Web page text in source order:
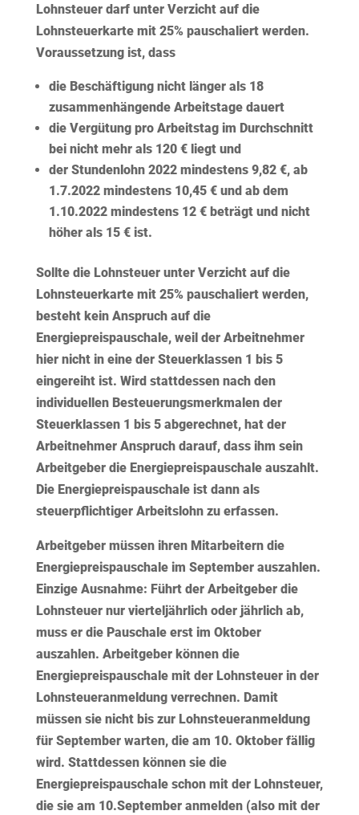
Lohnsteuer darf unter Verzicht auf die
Lohnsteuerkarte mit 25% pauschaliert werden.
Voraussetzung ist, dass
die Beschäftigung nicht länger als 18
zusammenhängende Arbeitstagedauert
die Vergütung pro Arbeitstag im Durchschnitt
bei nicht mehr als 120 € liegt und
der Stundenlohn 2022 mindestens 9,82 €, ab
1.7.2022 mindestens 10,45 € und ab dem
1.10.2022 mindestens 12 € beträgt und nicht
höher als 15 € ist.
Sollte die Lohnsteuer unter Verzicht auf die
Lohnsteuerkarte mit 25% pauschaliert werden,
besteht kein Anspruch auf die
Energiepreispauschale, weil der Arbeitnehmer
hier nicht in eine der Steuerklassen 1 bis 5
eingereiht ist. Wird stattdessen nach den
individuellen Besteuerungsmerkmalen der
Steuerklassen 1 bis 5 abgerechnet, hat der
Arbeitnehmer Anspruch darauf, dass ihm sein
Arbeitgeber die Energiepreispauschale auszahlt.
Die Energiepreispauschale ist dann als
steuerpflichtiger Arbeitslohn zu erfassen.
Arbeitgeber müssen ihren Mitarbeitern die
Energiepreispauschale im Septemberauszahlen.
Einzige Ausnahme: Führt der Arbeitgeber die
Lohnsteuer nur vierteljährlich oder jährlich ab,
muss er die Pauschale erst im Oktober
auszahlen. Arbeitgeber können die
Energiepreispauschale mit der Lohnsteuer in der
Lohnsteueranmeldung verrechnen. Damit
müssen sie nicht bis zur Lohnsteueranmeldung
für September warten, die am 10. Oktober fällig
wird. Stattdessen können sie die
Energiepreispauschale schon mit der Lohnsteuer,
die sie am 10.September anmelden (also mit der